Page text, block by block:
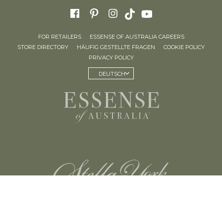
FOR RETAILERS
ESSENSE OF AUSTRALIA CAREERS
STORE DIRECTORY
HÄUFIG GESTELLTE FRAGEN
COOKIE POLICY
PRIVACY POLICY
DEUTSCH